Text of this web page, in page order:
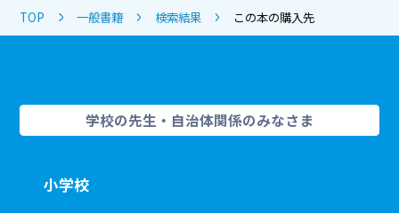
TOP 一般書籍 検索結果 この本の購入先
学校の先生・自治体関係のみなさま
小学校